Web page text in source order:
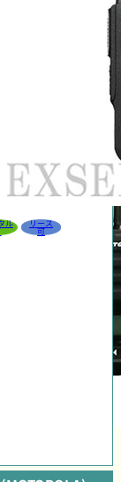
ル リース
可